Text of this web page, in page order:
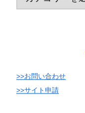
>>お問い合わせ
>>サイト申請